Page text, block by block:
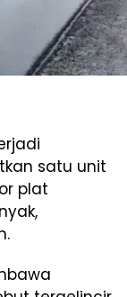
satu unit
plat